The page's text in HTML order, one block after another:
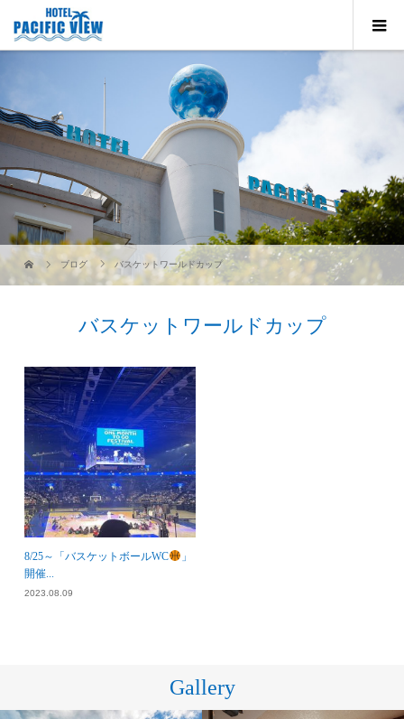
ブログ バスケットワールドカップ
バスケットワールドカップ
8/25～「バスケットボールWC
」
開催...
2023.08.09
Gallery